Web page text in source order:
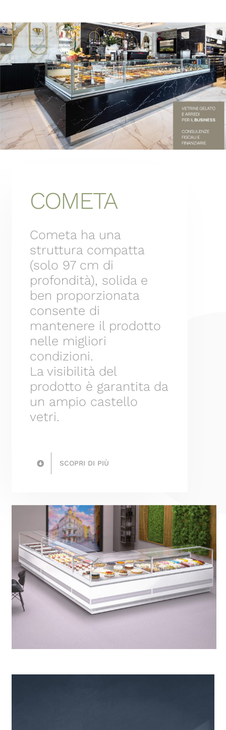
Hydronic System
Contatti
Italiano
COMETA
Cometa ha una
struttura compatta
(solo 97 cm di
profondità), solida e
ben proporzionata
consente di
mantenere il prodotto
nelle migliori
condizioni.
La visibilità del
prodotto è garantita da
un ampio castello
vetri.
SCOPRI DI PIÙ